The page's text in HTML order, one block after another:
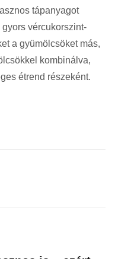
tápanyagot
vércukorszint-
a gyümölcsöket más,
kombinálva,
étrend részeként.